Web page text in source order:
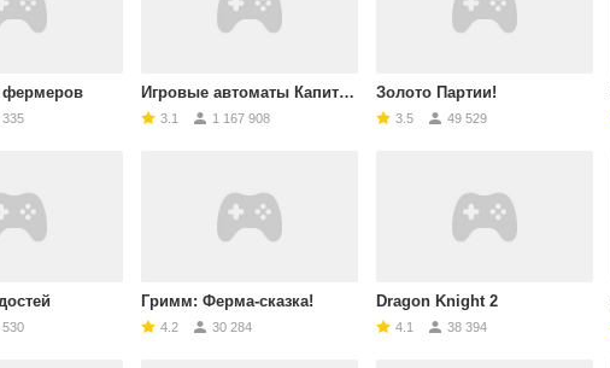
фермеров Игровые автоматы Капитан Джек
3.1 1 167 908
Золото Партии!
3.5 49 529
Гримм: Ферма-сказка!
4.2 30 284
Dragon Knight 2
4.1 38 394